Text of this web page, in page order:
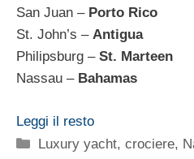
San Juan – Porto Rico
St. John’s – Antigua
Philipsburg – St. Marteen
Nassau – Bahamas
Leggi il resto
Categorie
Luxury yacht, crociere,